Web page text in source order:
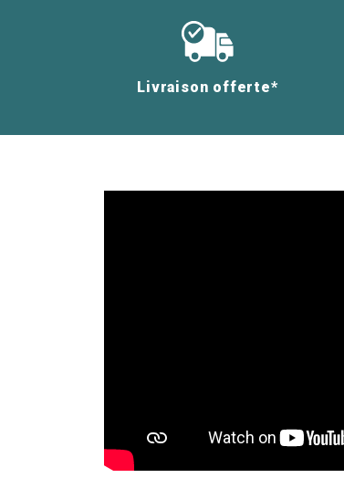
Livraison offerte*